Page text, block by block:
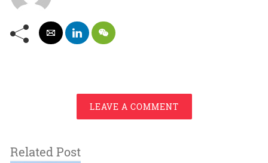
LEAVE A COMMENT
Related Post